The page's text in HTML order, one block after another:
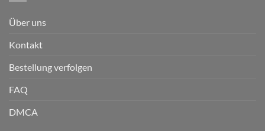
Über uns
Kontakt
Bestellung verfolgen
FAQ
DMCA